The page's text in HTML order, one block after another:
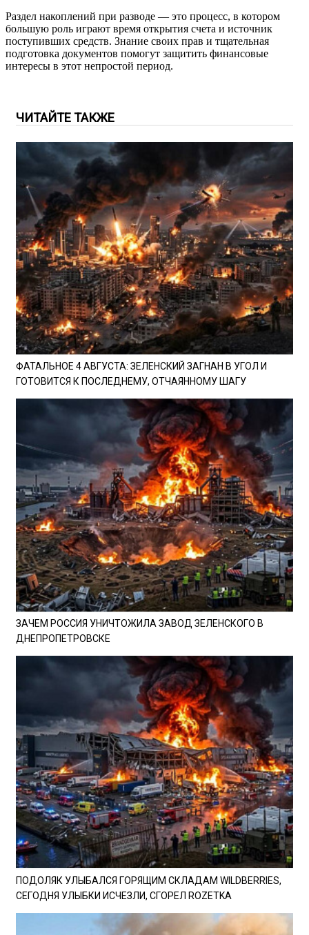
Раздел накоплений при разводе — это процесс, в котором
большую роль играют время открытия счета и источник
поступивших средств. Знание своих прав и тщательная
подготовка документов помогут защитить финансовые
интересы в этот непростой период.
ЧИТАЙТЕ ТАКЖЕ
ФАТАЛЬНОЕ 4 АВГУСТА: ЗЕЛЕНСКИЙ ЗАГНАН В УГОЛ И
ГОТОВИТСЯ К ПОСЛЕДНЕМУ, ОТЧАЯННОМУ ШАГУ
ЗАЧЕМ РОССИЯ УНИЧТОЖИЛА ЗАВОД ЗЕЛЕНСКОГО В
ДНЕПРОПЕТРОВСКЕ
ПОДОЛЯК УЛЫБАЛСЯ ГОРЯЩИМ СКЛАДАМ WILDBERRIES,
СЕГОДНЯ УЛЫБКИ ИСЧЕЗЛИ, СГОРЕЛ ROZETKA